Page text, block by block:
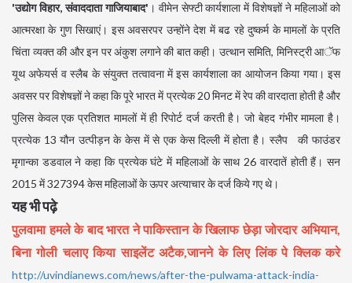
'उद्योग विहार, संवाददाता गाजियाबाद' । वीमेन सेफ्टी कार्यशाला में विशेषज्ञों ने महिलाओं को
आत्मरक्षा के गुण सिखाएं। इस अवसरपर उन्होंने देश में बढ रहे दुष्कर्म के मामलों के प्रति
चिंता व्यक्त की और इन पर अंकुश लगाने की बात कही। उत्थान समिति, मिनिस्ट्री आॅफ
यूथ अफेयर्स व स्लैब के संयुक्त तत्वावना में इस कार्यशाला का आयोजन किया गया। इस
अवसर पर विशेषज्ञों ने कहा कि पूरे भारत में प्रत्येक 20 मिनट में रेप की वारदाता होती है और
पुलिस केवल एक प्रतिशत मामलों में ही रिपोर्ट दर्ज करती है। जो बेहद गंभीर मामला है।
प्रत्येक 13 यौन उत्पीड़न के केस में से एक केस दिल्ली में होता है। स्लैप की फाउंडर
मृगान्का डडवाल ने कहा कि प्रत्येक घंटे में महिलाओं के साथ 26 वारदातें होती हैं। सन
2015 में 327394 केस महिलाओं के ऊपर अत्याचार के दर्ज किये गए थे।
यह भी पढ़े
पुलवामा हमले के बाद भारत ने पाकिस्तान के खिलाफ छेड़ा जोरदार अभियान,
बिना गोली चलाए किया साइलेंट अटैक,जानने के लिए लिंक पे क्लिक करे
http://uvindianews.com/news/after-the-pulwama-attack-india-